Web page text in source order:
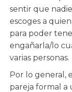
sentir que
escoges a
para poder
engañarla/lo
varias personas.
Por lo general,
pareja formal a